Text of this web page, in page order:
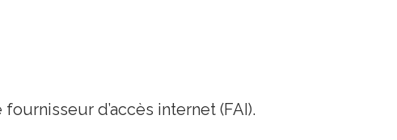
fournisseur d’accès internet (FAI).